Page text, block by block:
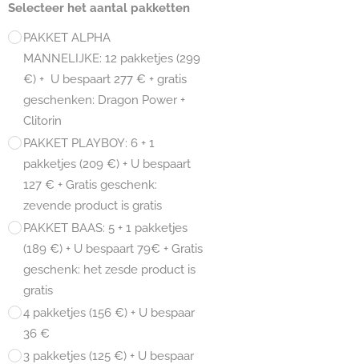
Selecteer het aantal pakketten
PAKKET ALPHA
MANNELIJKE: 12 pakketjes (299
€) + U bespaart 277 € + gratis
geschenken: Dragon Power +
Clitorin
PAKKET PLAYBOY: 6 + 1
pakketjes (209 €) + U bespaart
127 € + Gratis geschenk:
zevende product is gratis
PAKKET BAAS: 5 + 1 pakketjes
(189 €) + U bespaart 79€ + Gratis
geschenk: het zesde product is
gratis
4 pakketjes (156 €) + U bespaar
36 €
3 pakketjes (125 €) + U bespaar